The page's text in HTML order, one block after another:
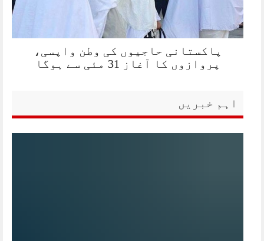
پاکستانی حاجیوں کی وطن واپسی،
پروازوں کا آغاز 31 مئی سے ہوگا
اہم خبریں